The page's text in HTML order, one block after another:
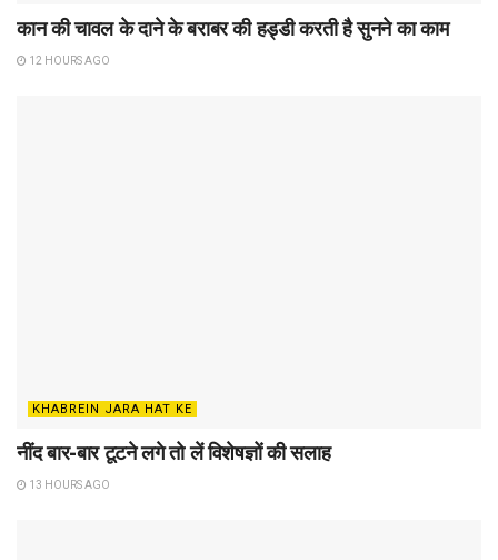
कान की चावल के दाने के बराबर की हड्डी करती है सुनने का काम
12 HOURS AGO
KHABREIN JARA HAT KE
नींद बार-बार टूटने लगे तो लें विशेषज्ञों की सलाह
13 HOURS AGO